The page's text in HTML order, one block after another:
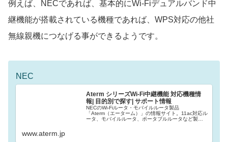
例えば、NECであれば、基本的にWi-Fiデュアルバンド中
継機能が搭載されている機種であれば、WPS対応の他社
無線親機につなげる事ができるようです。
NEC
Aterm シリーズWi-Fi中継機能 対応機種情
報| 目的別で探す| サポート情報
NECのWi-Fiルータ・モバイルルータ製品
「Aterm（エーターム）」の情報サイト。11ac対応ル
ータ、モバイルルータ、ポータブルルータなど製品
www.aterm.jp